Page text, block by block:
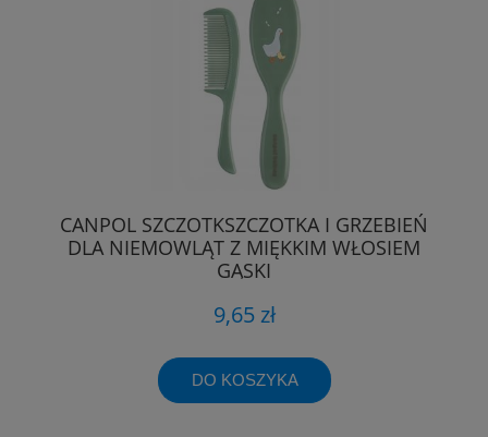
CANPOL SZCZOTKSZCZOTKA I GRZEBIEŃ
DLA NIEMOWLĄT Z MIĘKKIM WŁOSIEM
GĄSKI
9,65 zł
DO KOSZYKA